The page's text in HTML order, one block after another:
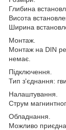
Глибина
Висота
Ширина
Монтаж.
Монтаж на DIN
немає.
Підключення.
Тип з'єднання:
Налаштування.
Струм
Обладнання.
Можливо